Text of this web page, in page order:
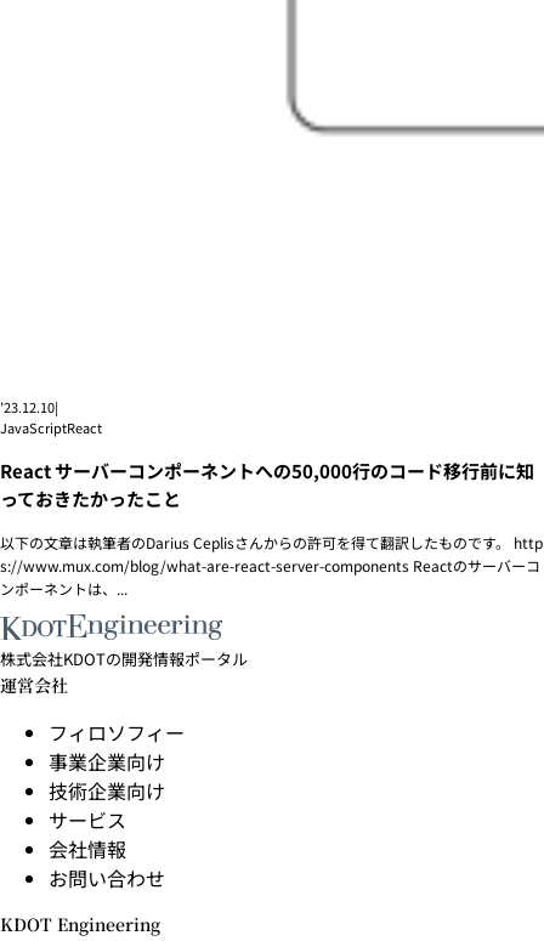
’23.12.10|
JavaScriptReact
React サーバーコンポーネントへの50,000行のコード移行前に知
っておきたかったこと
以下の文章は執筆者のDarius Ceplisさんからの許可を得て翻訳したものです。 http
s://www.mux.com/blog/what-are-react-server-components Reactのサーバーコ
ンポーネントは、...
株式会社KDOTの開発情報ポータル
運営会社
フィロソフィー
事業企業向け
技術企業向け
サービス
会社情報
お問い合わせ
KDOT Engineering